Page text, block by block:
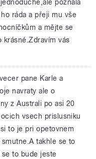
poznala
ráda a přeji mu vše
a mějte se
krásné.Zdravím vás
pane Karle a
navraty ale o
z Australi po asi 20
vsech prislusniku
to je pri opetovnem
takhle se to
to bude jeste